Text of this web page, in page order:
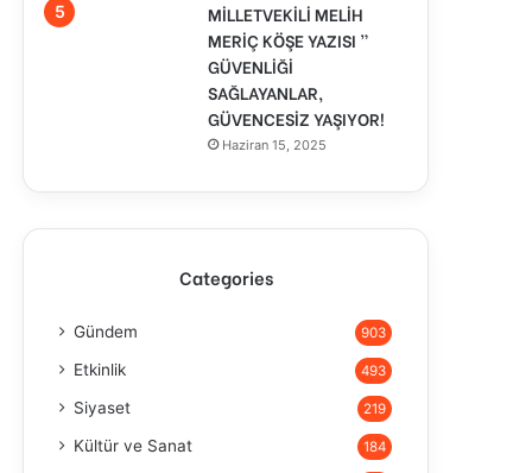
MİLLETVEKİLİ MELİH
MERİÇ KÖŞE YAZISI ”
GÜVENLİĞİ
SAĞLAYANLAR,
GÜVENCESİZ YAŞIYOR!
Haziran 15, 2025
Categories
Gündem 903
Etkinlik 493
Siyaset 219
Kültür ve Sanat 184